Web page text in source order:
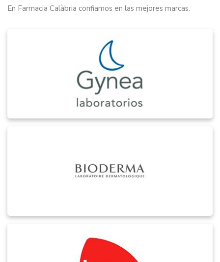
En Farmacia Calàbria confiamos en las mejores marcas.